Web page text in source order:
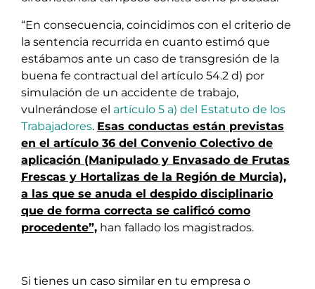
“En consecuencia, coincidimos con el criterio de
la sentencia recurrida en cuanto estimó que
estábamos ante un caso de transgresión de la
buena fe contractual del artículo 54.2 d) por
simulación de un accidente de trabajo,
vulnerándose el artículo 5 a) del Estatuto de los
Trabajadores. Esas conductas están previstas
en el artículo 36 del Convenio Colectivo de
aplicación (Manipulado y Envasado de Frutas
Frescas y Hortalizas de la Región de Murcia),
a las que se anuda el despido disciplinario
que de forma correcta se calificó como
procedente”, han fallado los magistrados.
Si tienes un caso similar en tu empresa o